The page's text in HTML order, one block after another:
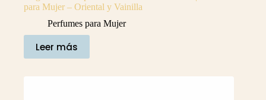
para Mujer – Oriental y Vainilla
Perfumes para Mujer
Leer más